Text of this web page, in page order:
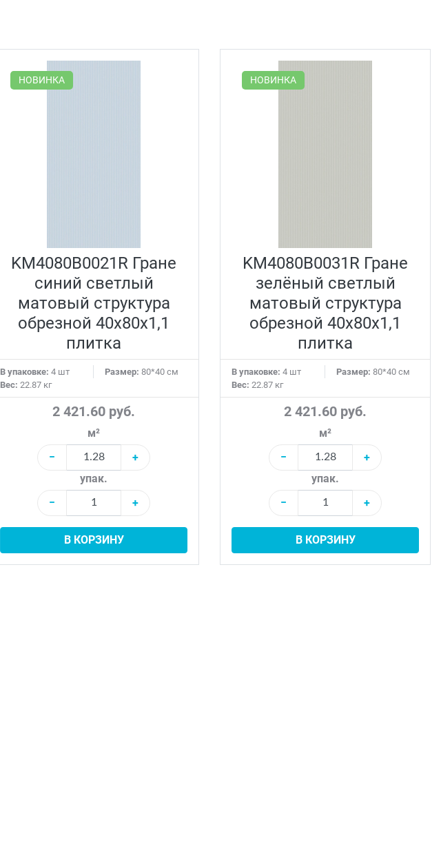
НОВИНКА
KM4080B0021R Гране
синий светлый
матовый структура
обрезной 40x80x1,1
плитка
В упаковке: 4 шт Размер: 80*40 см
Вес: 22.87 кг
2 421.60 руб.
м²
−
+
упак.
−
+
В КОРЗИНУ
НОВИНКА
KM4080B0031R Гране
зелёный светлый
матовый структура
обрезной 40x80x1,1
плитка
В упаковке: 4 шт Размер: 80*40 см
Вес: 22.87 кг
2 421.60 руб.
м²
−
+
упак.
−
+
В КОРЗИНУ